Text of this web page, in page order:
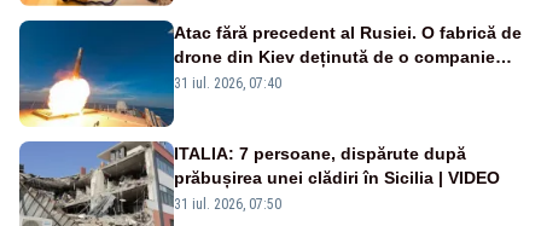
Atac fără precedent al Rusiei. O fabrică de
drone din Kiev deținută de o companie
americană, distrusă de o rachetă
31 iul. 2026, 07:40
ITALIA: 7 persoane, dispărute după
prăbușirea unei clădiri în Sicilia | VIDEO
31 iul. 2026, 07:50